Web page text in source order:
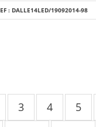
: DALLE14LED/19092014-98
3 4 5